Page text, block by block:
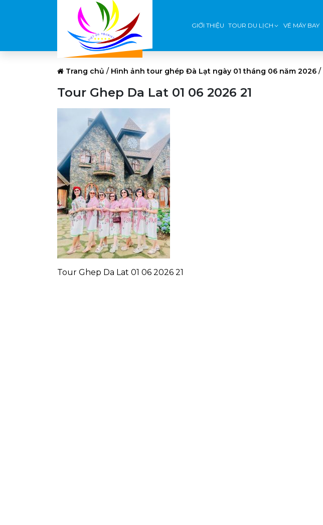
GIỚI THIỆU TOUR DU LỊCH VÉ MÁY BAY
Trang chủ / Hình ảnh tour ghép Đà Lạt ngày 01 tháng 06 năm 2026 /
Tour Ghep Da Lat 01 06 2026 21
Tour Ghep Da Lat 01 06 2026 21